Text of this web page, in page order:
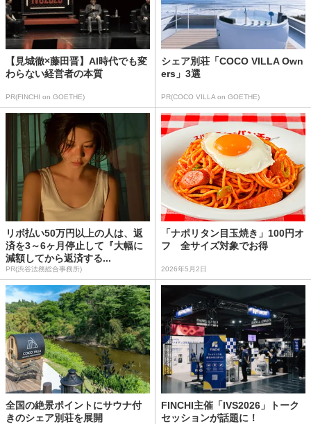
【見城徹×藤田晋】AI時代でも変
わらない経営者の本質
PR(FINCHI on GOETHE)
シェア別荘「COCO VILLA Own
ers」3選
PR(COCO VILLA on GOETHE)
リボ払い50万円以上の人は、返
済を3～6ヶ月停止して『大幅に
減額してから返済する...
PR(渋谷法務総合事務所)
「ナポリタン目玉焼き」100円オ
フ 全サイズ対象でお得
2026年5月2日
全国の絶景ポイントにサウナ付
きのシェア別荘を展開
FINCHI主催「IVS2026」トーク
セッションが話題に！